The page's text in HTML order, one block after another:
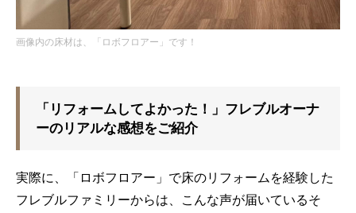
画像内の床材は、「ロボフロアー」です！
「リフォームしてよかった！」フレブルオーナ
ーのリアルな感想をご紹介
実際に、「ロボフロアー」で床のリフォームを経験した
フレブルファミリーからは、こんな声が届いているそ